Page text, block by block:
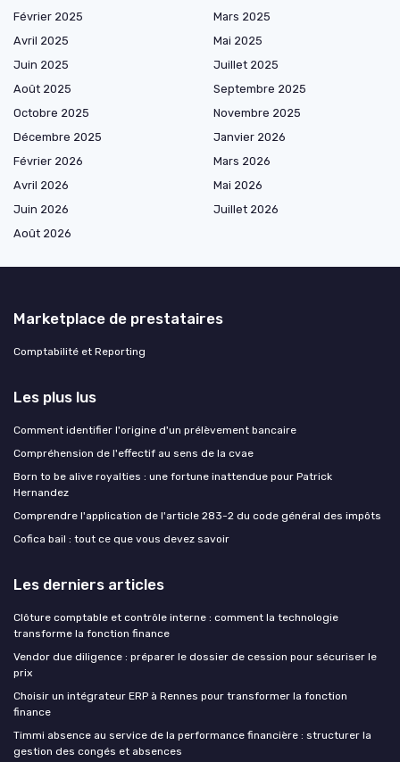
Février 2025
Mars 2025
Avril 2025
Mai 2025
Juin 2025
Juillet 2025
Août 2025
Septembre 2025
Octobre 2025
Novembre 2025
Décembre 2025
Janvier 2026
Février 2026
Mars 2026
Avril 2026
Mai 2026
Juin 2026
Juillet 2026
Août 2026
Marketplace de prestataires
Comptabilité et Reporting
Les plus lus
Comment identifier l'origine d'un prélèvement bancaire
Compréhension de l'effectif au sens de la cvae
Born to be alive royalties : une fortune inattendue pour Patrick
Hernandez
Comprendre l'application de l'article 283-2 du code général des impôts
Cofica bail : tout ce que vous devez savoir
Les derniers articles
Clôture comptable et contrôle interne : comment la technologie
transforme la fonction finance
Vendor due diligence : préparer le dossier de cession pour sécuriser le
prix
Choisir un intégrateur ERP à Rennes pour transformer la fonction
finance
Timmi absence au service de la performance financière : structurer la
gestion des congés et absences